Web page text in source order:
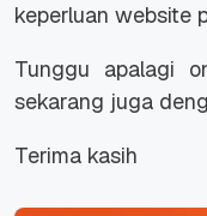
keperluan website
Tunggu apalagi
sekarang juga
Terima kasih